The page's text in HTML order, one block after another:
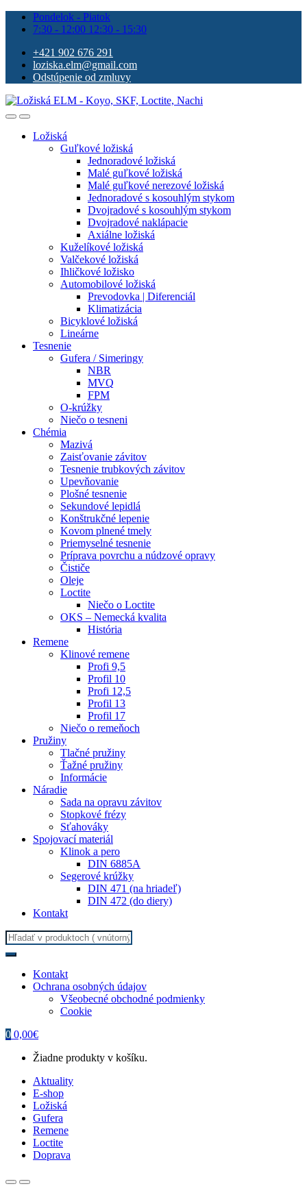
Pondelok - Piatok
7:30 - 12:00 12:30 - 15:30
+421 902 676 291
loziska.elm@gmail.com
Odstúpenie od zmluvy
Ložiská
Guľkové ložiská
Jednoradové ložiská
Malé guľkové ložiská
Malé guľkové nerezové ložiská
Jednoradové s kosouhlým stykom
Dvojradové s kosouhlým stykom
Dvojradové naklápacie
Axiálne ložiská
Kuželíkové ložiská
Valčekové ložiská
Ihličkové ložisko
Automobilové ložiská
Prevodovka | Diferenciál
Klimatizácia
Bicyklové ložiská
Lineárne
Tesnenie
Gufera / Simeringy
NBR
MVQ
FPM
O-krúžky
Niečo o tesneni
Chémia
Mazivá
Zaisťovanie závitov
Tesnenie trubkových závitov
Upevňovanie
Plošné tesnenie
Sekundové lepidlá
Konštrukčné lepenie
Kovom plnené tmely
Priemyselné tesnenie
Príprava povrchu a núdzové opravy
Čističe
Oleje
Loctite
Niečo o Loctite
OKS – Nemecká kvalita
História
Remene
Klinové remene
Profi 9,5
Profil 10
Profi 12,5
Profil 13
Profil 17
Niečo o remeňoch
Pružiny
Tlačné pružiny
Ťažné pružiny
Informácie
Náradie
Sada na opravu závitov
Stopkové frézy
Sťahováky
Spojovací materiál
Klinok a pero
DIN 6885A
Segerové krúžky
DIN 471 (na hriadeľ)
DIN 472 (do diery)
Kontakt
Search
for:
Kontakt
Ochrana osobných údajov
Všeobecné obchodné podmienky
Cookie
0 0,00€
Žiadne produkty v košíku.
Aktuality
E-shop
Ložiská
Gufera
Remene
Loctite
Doprava